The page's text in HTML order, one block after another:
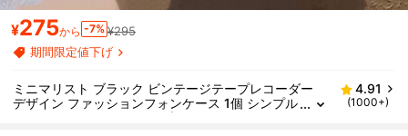
¥275から -7% ¥295
期間限定値下げ
ミニマリスト ブラック ビンテージテープレコーダー
デザイン ファッションフォンケース 1個 シンプル
スピリチュアル デザイン ブラックフォンケース
4.91
(1000+)